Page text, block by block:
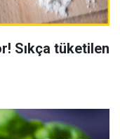
Sıkça tüketilen